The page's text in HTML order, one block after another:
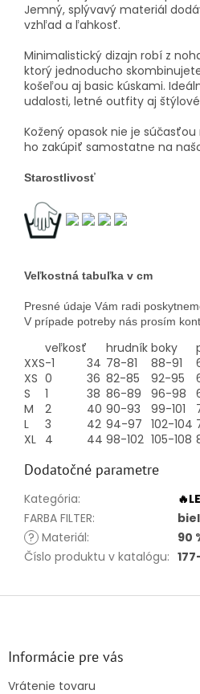
Jemný, splývavý materiál
vzhľad a ľahkosť.
Minimalistický dizajn robí z
ktorý jednoducho
košeľou aj basic kúskami.
udalosti, letné outfity aj
Kožený opasok nie je
ho zakúpiť samostatne na
Starostlivosť
Veľkostná tabuľka v cm
Presné údaje Vám radi
V prípade potreby nás prosím
veľkosť hrudník boky
XXS-1 34 78-81 88-91
XS 0 36 82-85 92-95
S
1 38 86-89 96-98
M
2 40 90-93 99-101
L
3 42 94-97 102-104
XL 4 44 98-102 105-108
Dodatočné parametre
Kategória:
FARBA FILTER:
? Materiál:
90
Číslo produktu v katalógu:
Z
Informácie pre vás
Vrátenie tovaru